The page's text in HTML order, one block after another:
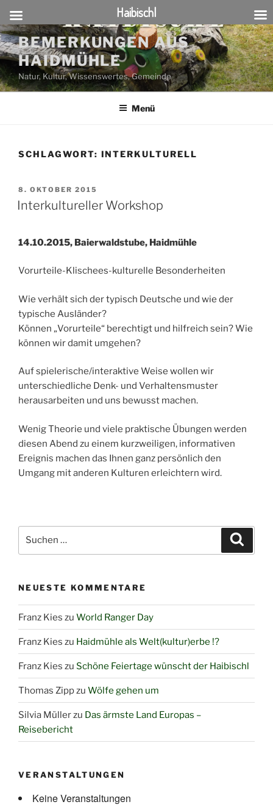
Zum
Inhalt
springen
BEMERKUNGEN AUS
HAIDMÜHLE
Natur, Kultur, Wissenswertes, Gemeinde
Menü
SCHLAGWORT: INTERKULTURELL
VERÖFFENTLICHT
AM
8. OKTOBER 2015
Interkultureller Workshop
14.10.2015, Baierwaldstube, Haidmühle
Vorurteile-Klischees-kulturelle Besonderheiten
Wie verhält sich der typisch Deutsche und wie der
typische Ausländer?
Können „Vorurteile“ berechtigt und hilfreich sein? Wie
können wir damit umgehen?
Auf spielerische/interaktive Weise wollen wir
unterschiedliche Denk- und Verhaltensmuster
herausarbeiten und uns bewusst machen.
Wenig Theorie und viele praktische Übungen werden
diesen Abend zu einem kurzweiligen, informativen
Ereignis machen das Ihnen ganz persönlich den
Umgang mit anderen Kulturen erleichtern wird.
nach:
NEUESTE KOMMENTARE
Franz Kies zu World Ranger Day
Franz Kies zu Haidmühle als Welt(kultur)erbe !?
Franz Kies zu Schöne Feiertage wünscht der Haibischl
Thomas Zippzu Wölfe gehen um
Silvia Müllerzu Das ärmste Land Europas –
Reisebericht
VERANSTALTUNGEN
Keine Veranstaltungen
Haibischl